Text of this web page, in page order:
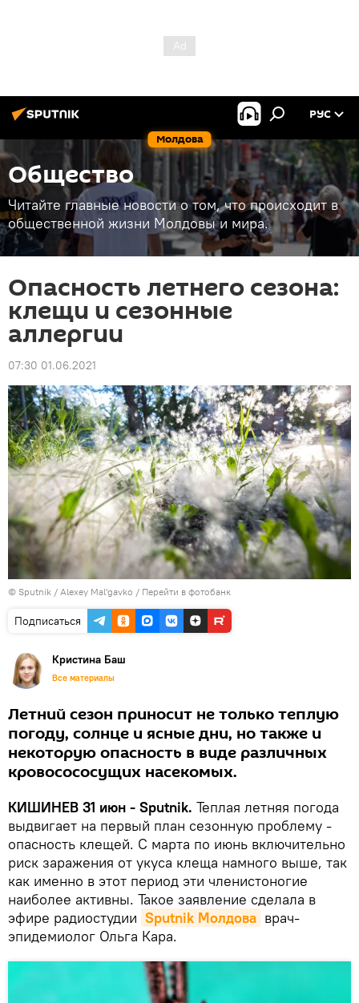
Молдова
РУС
Общество
Читайте главные новости о том, что происходит в
общественной жизни Молдовы и мира.
Опасность летнего сезона:
клещи и сезонные
аллергии
07:30 01.06.2021
© Sputnik / Alexey Mal'gavko / Перейти в фотобанк
Подписаться
Кристина Баш
Все материалы
Летний сезон приносит не только теплую
погоду, солнце и ясные дни, но также и
некоторую опасность в виде различных
кровосососущих насекомых.
КИШИНЕВ 31 июн - Sputnik. Теплая летняя погода
выдвигает на первый план сезонную проблему -
опасность клещей. С марта по июнь включительно
риск заражения от укуса клеща намного выше, так
как именно в этот период эти членистоногие
наиболее активны. Такое заявление сделала в
эфире радиостудии Sputnik Молдова врач-
эпидемиолог Ольга Кара.